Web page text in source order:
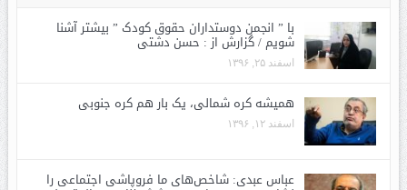
با ” انجمن دوستداران حقوق کودک ” بیشتر آشنا
شویم / گزارش از : حسن دشتی
اسفند ۲۵, ۱۳۹۶
همیشه کره شمالی، یک بار هم کره جنوبی
اسفند ۱۲, ۱۳۹۶
عباس عبدی: شاخص‌های ما فروپاشی اجتماعی را